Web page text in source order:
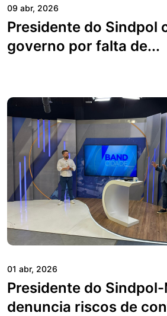
09 abr, 2026
Presidente do Sindpol
governo por falta de...
01 abr, 2026
Presidente do Sindpol-
denuncia riscos de